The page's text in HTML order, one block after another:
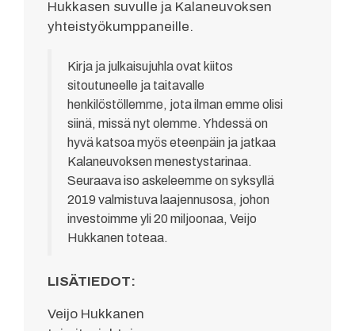
Hukkasen suvulle ja Kalaneuvoksen
yhteistyökumppaneille.
Kirja ja julkaisujuhla ovat kiitos
sitoutuneelle ja taitavalle
henkilöstöllemme, jota ilman emme olisi
siinä, missä nyt olemme. Yhdessä on
hyvä katsoa myös eteenpäin ja jatkaa
Kalaneuvoksen menestystarinaa.
Seuraava iso askeleemme on syksyllä
2019 valmistuva laajennusosa, johon
investoimme yli 20 miljoonaa, Veijo
Hukkanen toteaa.
LISÄTIEDOT:
Veijo Hukkanen